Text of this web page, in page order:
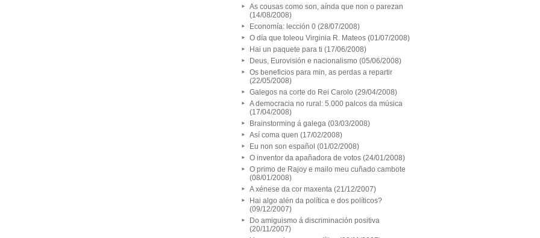
As cousas como son, aínda que non o parezan
(14/08/2008)
Economía: lección 0 (28/07/2008)
O día que toleou Virginia R. Mateos (01/07/2008)
Hai un paquete para ti (17/06/2008)
Deus, Eurovisión e nacionalismo (05/06/2008)
Os beneficios para min, as perdas a repartir
(22/05/2008)
Galegos na corte do Rei Carolo (29/04/2008)
A democracia no rural: 5.000 palcos da música
(17/04/2008)
Brainstorming á galega (03/03/2008)
Así coma quen (17/02/2008)
Eu non son español (01/02/2008)
O inventor da apañadora de votos (24/01/2008)
O primo de Rajoy e mailo meu cuñado cambote
(08/01/2008)
A xénese da cor maxenta (21/12/2007)
Hai algo alén da política e dos políticos?
(09/12/2007)
Do amiguismo á discriminación positiva
(20/11/2007)